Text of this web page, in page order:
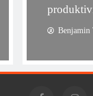
Benjamin